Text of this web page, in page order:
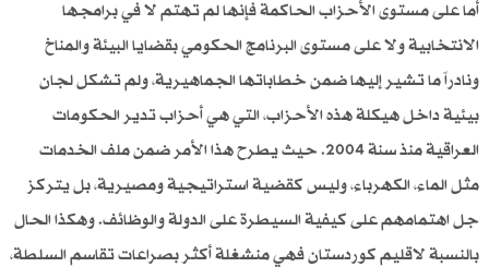
أما على مستوى الأحزاب الحاكمة فإنها لم تهتم لا في برامجها
الانتخابية ولا على مستوى البرنامج الحكومي بقضايا البيئة والمناخ
ونادراً ما تشير إليها ضمن خطاباتها الجماهيرية، ولم تشكل لجان
بيئية داخل هيكلة هذه الأحزاب، التي هي أحزاب تدير الحكومات
العراقية منذ سنة 2004. حيث يطرح هذا الأمر ضمن ملف الخدمات
مثل الماء، الكهرباء، وليس كقضية استراتيجية ومصيرية، بل يتركز
جل اهتمامهم على كيفية السيطرة على الدولة والوظائف. وهكذا الحال
بالنسبة لاقليم كوردستان فهي منشغلة أكثر بصراعات تقاسم السلطة،